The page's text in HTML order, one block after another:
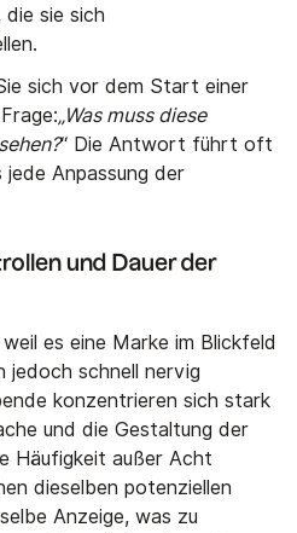
sie sich
sich vor dem Start einer
„Was muss diese
“ Die Antwort führt oft
jede Anpassung der
und Dauer der
es eine Marke im Blickfeld
jedoch schnell nervig
konzentrieren sich stark
und die Gestaltung der
Häufigkeit außer Acht
dieselben potenziellen
Anzeige, was zu